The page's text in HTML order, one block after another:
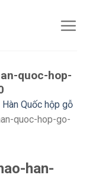
quoc-hop-
Quốc hộp gỗ
quoc-hop-go-
han-